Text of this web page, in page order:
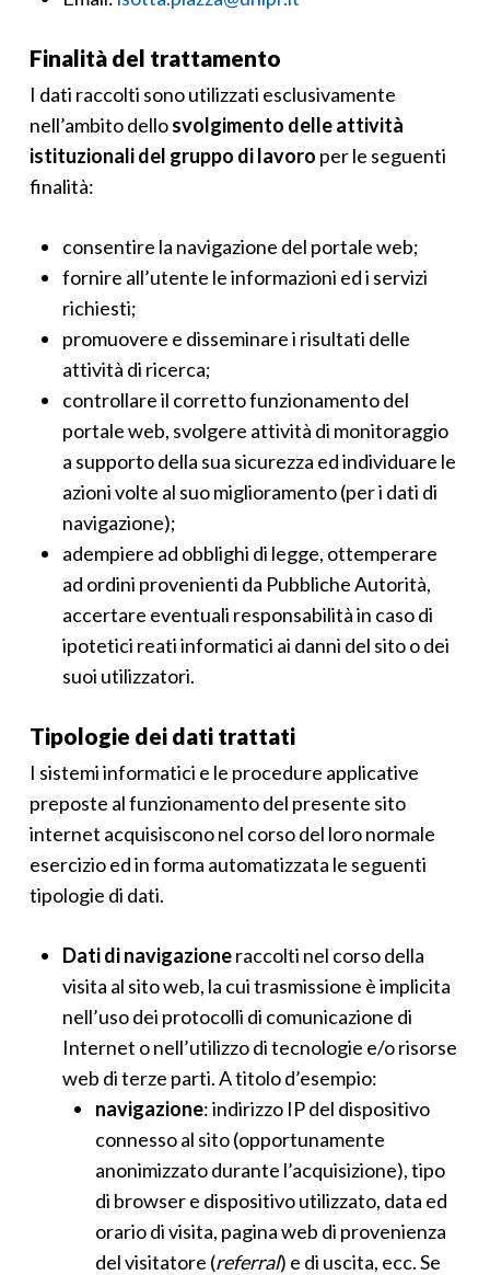
Finalità del trattamento
I dati raccolti sono utilizzati esclusivamente
nell’ambito dellosvolgimento delle attività
istituzionali del gruppo di lavoro per le seguenti
finalità:
consentire la navigazione del portale web;
fornire all’utente le informazioni ed i servizi
richiesti;
promuovere e disseminare i risultati delle
attività di ricerca;
controllare il corretto funzionamento del
portale web, svolgere attività di monitoraggio
a supporto della sua sicurezza ed individuare le
azioni volte al suo miglioramento (per i dati di
navigazione);
adempiere ad obblighi di legge, ottemperare
ad ordini provenienti da Pubbliche Autorità,
accertare eventuali responsabilità in caso di
ipotetici reati informatici ai danni del sito o dei
suoi utilizzatori.
Tipologie dei dati trattati
I sistemi informatici e le procedure applicative
preposte al funzionamento del presente sito
internet acquisiscono nel corso del loro normale
esercizio ed in forma automatizzata le seguenti
tipologie di dati.
Dati di navigazioneraccolti nel corso della
visita al sito web, la cui trasmissione è implicita
nell’uso dei protocolli di comunicazione di
Internet o nell’utilizzo di tecnologie e/o risorse
web di terze parti. A titolo d’esempio:
navigazione: indirizzo IP del dispositivo
connesso al sito (opportunamente
anonimizzato durante l’acquisizione), tipo
di browser e dispositivo utilizzato, data ed
orario di visita, pagina web di provenienza
del visitatore (referral) e di uscita, ecc. Se